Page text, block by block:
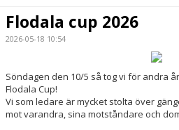
TRUPPEN
BILDGALLERI
Flodala cup 2026
2026-05-18 10:54
Söndagen den 10/5 så tog vi för andra
Flodala Cup!
Vi som ledare är mycket stolta över
mot varandra, sina motståndare och